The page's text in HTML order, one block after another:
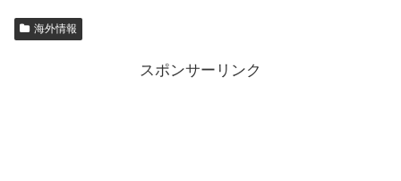
海外情報
スポンサーリンク